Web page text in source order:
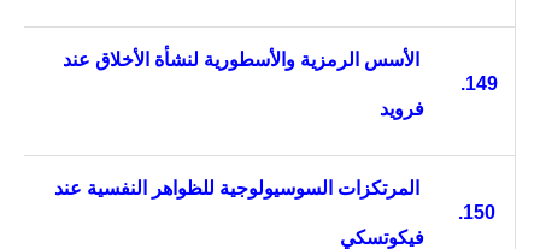
149.
الأسس الرمزية والأسطورية لنشأة الأخلاق عند
فرويد
150.
المرتكزات السوسيولوجية للظواهر النفسية عند
فيكوتسكي